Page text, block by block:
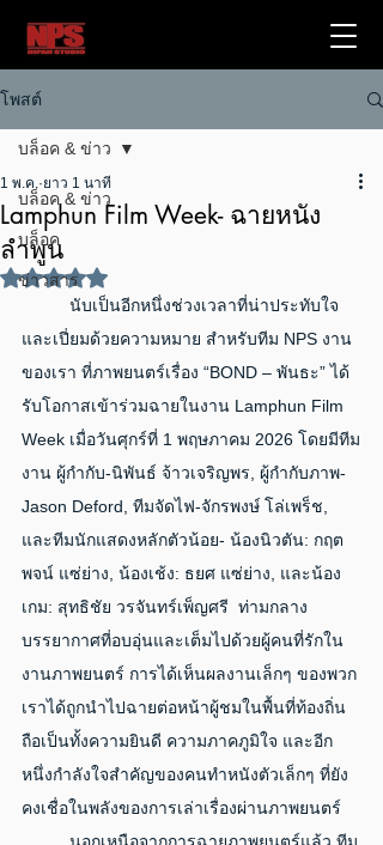
โพสต์
บล็อค & ข่าว
บล็อค
ข่าวสาร
บล็อค & ข่าว
Lamphun Film Week- ฉายหนัง
ลำพูน
1 พ.ค. ยาว 1 นาที
ได้รับ NaN เต็ม 5 ดาว
และเปี่ยมด้วยความหมาย สำหรับทีม NPS งาน
ของเรา ที่ภาพยนตร์เรื่อง “BOND – พันธะ” ได้
รับโอกาสเข้าร่วมฉายในงาน Lamphun Film
Week เมื่อวันศุกร์ที่ 1 พฤษภาคม 2026 โดยมีทีม
งาน ผู้กำกับ-นิพันธ์ จ้าวเจริญพร, ผู้กำกับภาพ-
Jason Deford, ทีมจัดไฟ-จักรพงษ์ โล่เพร็ช,
และทีมนักแสดงหลักตัวน้อย- น้องนิวตัน: กฤต
พจน์ แซ่ย่าง, น้องเช้ง: ธยศ แซ่ย่าง, และน้อง
เกม: สุทธิชัย วรจันทร์เพ็ญศรี  ท่ามกลาง
บรรยากาศที่อบอุ่นและเต็มไปด้วยผู้คนที่รักใน
งานภาพยนตร์ การได้เห็นผลงานเล็กๆ ของพวก
เราได้ถูกนำไปฉายต่อหน้าผู้ชมในพื้นที่ท้องถิ่น
ถือเป็นทั้งความยินดี ความภาคภูมิใจ และอีก
หนึ่งกำลังใจสำคัญของคนทำหนังตัวเล็กๆ ที่ยัง
คงเชื่อในพลังของการเล่าเรื่องผ่านภาพยนตร์